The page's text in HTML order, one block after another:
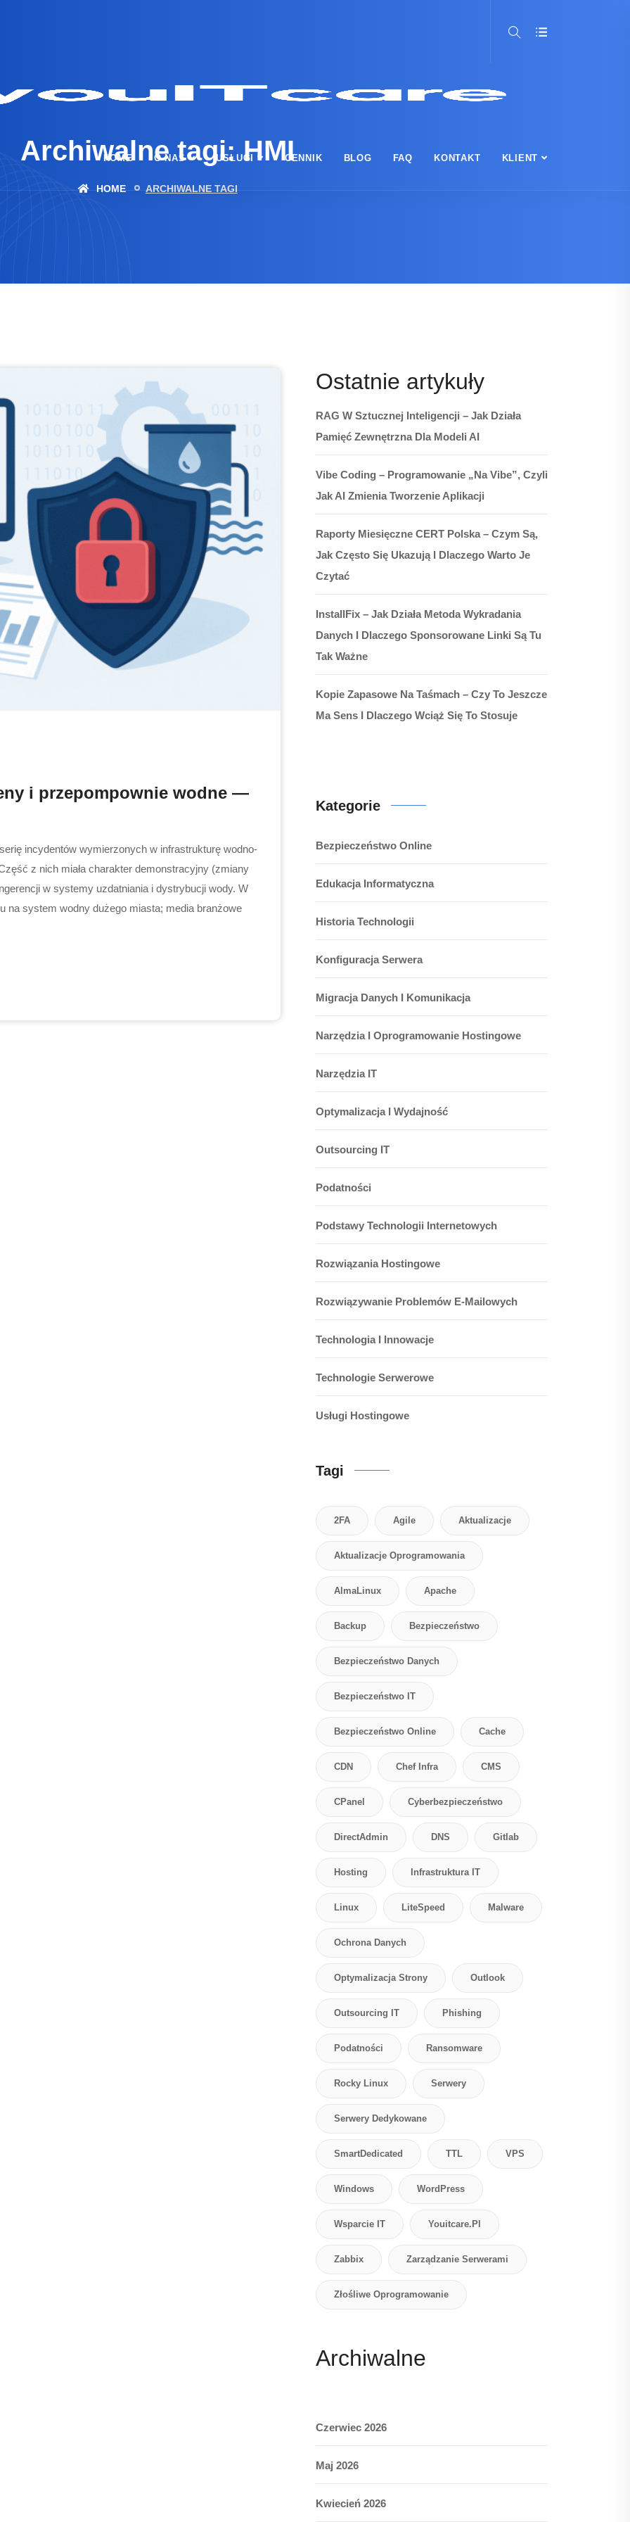
HOME O NAS USŁUGI CENNIK BLOG FAQ KONTAKT KLIENT
Archiwalne tagi: HMI
HOME ARCHIWALNE TAGI
i przepompownie wodne —
incydentów wymierzonych w infrastrukturę wodno-
z nich miała charakter demonstracyjny (zmiany
w systemy uzdatniania i dystrybucji wody. W
na system wodny dużego miasta; media branżowe
Ostatnie artykuły
RAG W Sztucznej Inteligencji – Jak Działa
Pamięć Zewnętrzna Dla Modeli AI
Vibe Coding – Programowanie „na Vibe”, Czyli
Jak AI Zmienia Tworzenie Aplikacji
Raporty Miesięczne CERT Polska – Czym Są,
Jak Często Się Ukazują I Dlaczego Warto Je
Czytać
InstallFix – Jak Działa Metoda Wykradania
Danych I Dlaczego Sponsorowane Linki Są Tu
Tak Ważne
Kopie Zapasowe Na Taśmach – Czy To Jeszcze
Ma Sens I Dlaczego Wciąż Się To Stosuje
Kategorie
Bezpieczeństwo Online
Edukacja Informatyczna
Historia Technologii
Konfiguracja Serwera
Migracja Danych I Komunikacja
Narzędzia I Oprogramowanie Hostingowe
Narzędzia IT
Optymalizacja I Wydajność
Outsourcing IT
Podatności
Podstawy Technologii Internetowych
Rozwiązania Hostingowe
Rozwiązywanie Problemów E-Mailowych
Technologia I Innowacje
Technologie Serwerowe
Usługi Hostingowe
Tagi
2FA Agile Aktualizacje
Aktualizacje Oprogramowania
AlmaLinux Apache
Backup Bezpieczeństwo
Bezpieczeństwo Danych
Bezpieczeństwo IT
Bezpieczeństwo Online Cache
CDN Chef Infra CMS
CPanel Cyberbezpieczeństwo
DirectAdmin DNS Gitlab
Hosting Infrastruktura IT
Linux LiteSpeed Malware
Ochrona Danych
Optymalizacja Strony Outlook
Outsourcing IT Phishing
Podatności Ransomware
Rocky Linux Serwery
Serwery Dedykowane
SmartDedicated TTL VPS
Windows WordPress
Wsparcie IT Youitcare.pl
Zabbix Zarządzanie Serwerami
Złośliwe Oprogramowanie
Archiwalne
Czerwiec 2026
Maj 2026
Kwiecień 2026